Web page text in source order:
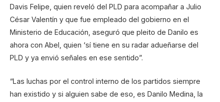
Davis Felipe, quien reveló del PLD para acompañar a Julio
César Valentín y que fue empleado del gobierno en el
Ministerio de Educación, aseguró que pleito de Danilo es
ahora con Abel, quien ‘sí tiene en su radar adueñarse del
PLD y ya envió señales en ese sentido”.
“Las luchas por el control interno de los partidos siempre
han existido y si alguien sabe de eso, es Danilo Medina, la